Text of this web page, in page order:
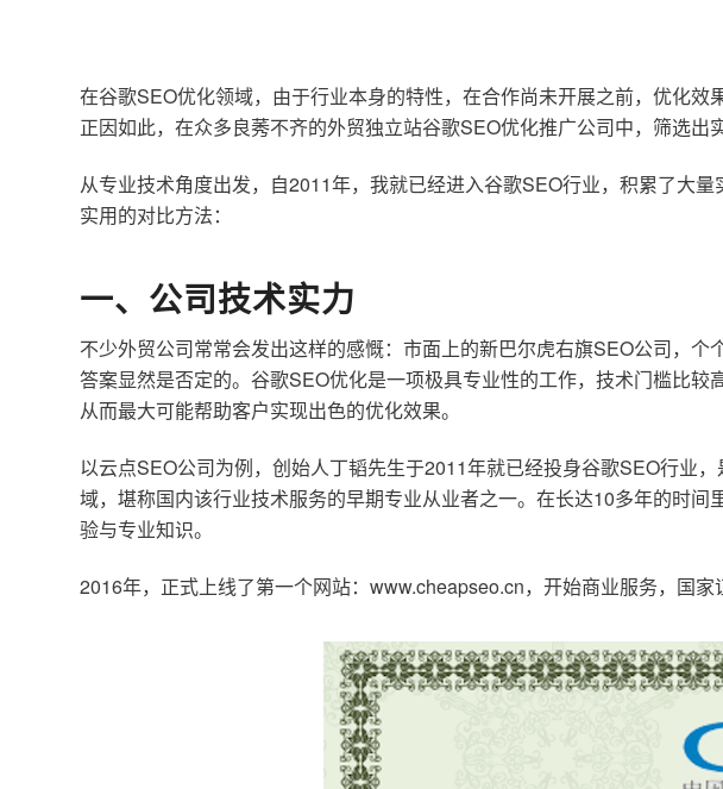
在谷歌SEO优化领域，由于行业本身的特性，在合作尚未开展之前，优化
正因如此，在众多良莠不齐的外贸独立站谷歌SEO优化推广公司中，筛选
从专业技术角度出发，自2011年，我就已经进入谷歌SEO行业，积累了大
实用的对比方法：
一、公司技术实力
不少外贸公司常常会发出这样的感慨：市面上的新巴尔虎右旗SEO公司，
答案显然是否定的。谷歌SEO优化是一项极具专业性的工作，技术门槛比
从而最大可能帮助客户实现出色的优化效果。
以云点SEO公司为例，创始人丁韬先生于2011年就已经投身谷歌SEO行业
域，堪称国内该行业技术服务的早期专业从业者之一。在长达10多年的时
验与专业知识。
2016年，正式上线了第一个网站：www.cheapseo.cn，开始商业服务，国家